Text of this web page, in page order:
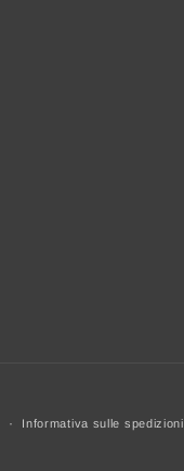
Informativa sulle spedizioni